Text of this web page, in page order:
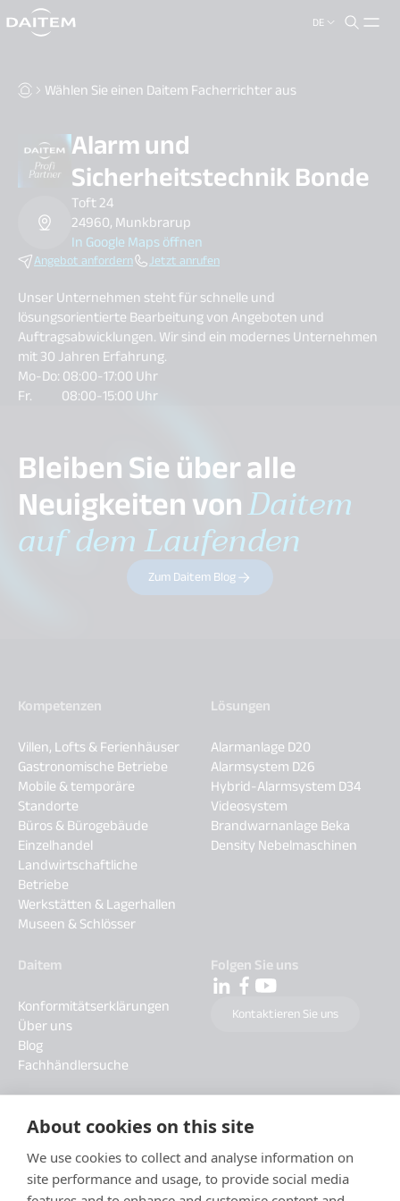
About cookies on this site
We use cookies to collect and analyse information on
site performance and usage, to provide social media
DE
search.label
Wählen Sie einen Daitem Facherrichter aus
Alarm und
Sicherheitstechnik Bonde
Toft 24
24960, Munkbrarup
In Google Maps öffnen
Angebot anfordern Jetzt anrufen
Unser Unternehmen steht für schnelle und
lösungsorientierte Bearbeitung von Angeboten und
Auftragsabwicklungen. Wir sind ein modernes Unternehmen
mit 30 Jahren Erfahrung.
Mo-Do: 08:00-17:00 Uhr
Fr. 08:00-15:00 Uhr
Bleiben Sie über alle
Neuigkeiten vonDaitem
auf dem Laufenden
Zum Daitem Blog
Kompetenzen
Villen, Lofts & Ferienhäuser
Gastronomische Betriebe
Mobile & temporäre
Standorte
Büros & Bürogebäude
Einzelhandel
Landwirtschaftliche
Betriebe
Werkstätten & Lagerhallen
Museen & Schlösser
Lösungen
Alarmanlage D20
Alarmsystem D26
Hybrid-Alarmsystem D34
Videosystem
Brandwarnanlage Beka
Density Nebelmaschinen
Daitem
Konformitätserklärungen
Über uns
Blog
Fachhändlersuche
Folgen Sie uns
Kontaktieren Sie uns